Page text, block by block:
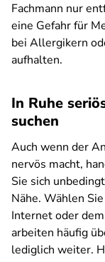
Fachmann nur
eine Gefahr für
bei Allergikern
aufhalten.
In Ruhe
suchen
Auch wenn der
nervös macht,
Sie sich
Nähe. Wählen
Internet oder
arbeiten häufig
lediglich weiter.